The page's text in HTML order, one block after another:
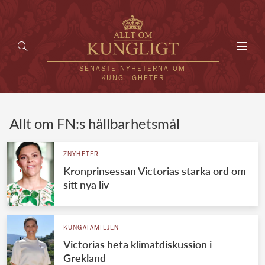
SENASTE NYHETERNA OM
KUNGLIGHETER
UTLÄNDSKT
VÄRLDENS KUNGAHUS
Svenska kungahuset
Brittiska kungahuset
REDAKTION
Allt om FN:s hållbarhetsmål
ZNYHETER
Kronprinsessan Victorias starka ord om
sitt nya liv
KUNGAFAMILJEN
Victorias heta klimatdiskussion i
Grekland